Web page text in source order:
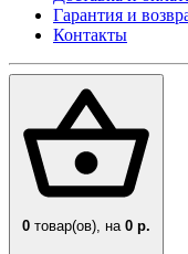
Гарантия и
Контакты
0 товар(ов), на 0 р.